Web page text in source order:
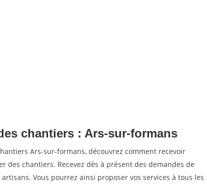
chantiers : Ars-sur-formans
Ars-sur-formans, découvrez comment recevoir
des chantiers. Recevez dès à présent des demandes de
Vous pourrez ainsi proposer vos services à tous les